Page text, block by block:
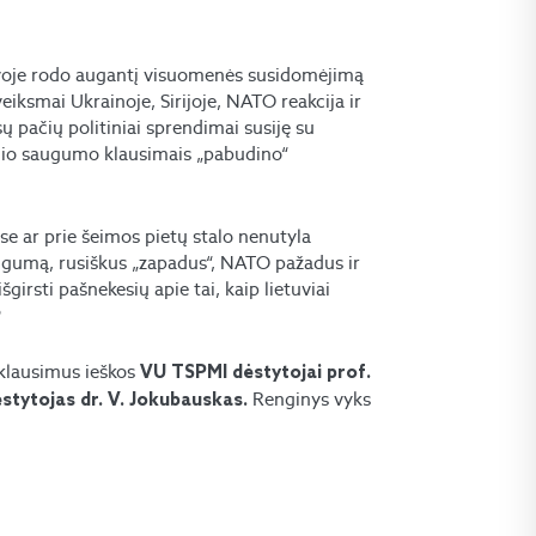
rodo augantį visuomenės susidomėjimą
Ukrainoje, Sirijoje, NATO reakcija ir
pačių politiniai sprendimai susiję su
saugumo klausimais „pabudino“
ar prie šeimos pietų stalo nenutyla
rusiškus „zapadus“, NATO pažadus ir
pašnekesių apie tai, kaip lietuviai
ieškosVU TSPMI dėstytojai prof.
dr. V. Jokubauskas. Renginys vyks